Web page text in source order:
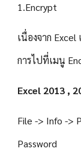
1.Encrypt
เนื่องจาก
การไปที่เมนู
Excel 2013 ,
File -> Info ->
Password